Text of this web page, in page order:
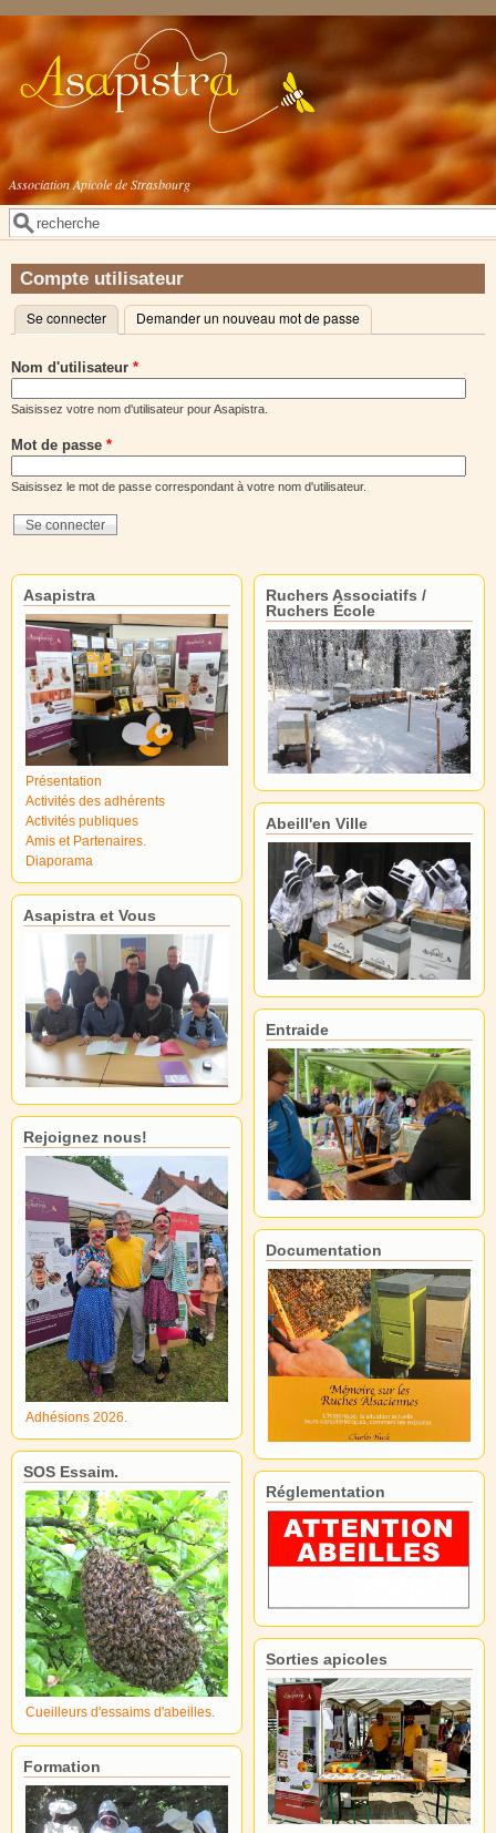
Aller au contenu principal
Association Apicole de Strasbourg
Formulaire de recherche
Rechercher
Compte utilisateur
Onglets principaux
Se connecter (onglet actif)
Demander un nouveau mot de passe
Nom d'utilisateur *
Saisissez votre nom d'utilisateur pour Asapistra.
Mot de passe *
Saisissez le mot de passe correspondant à votre nom d'utilisateur.
Asapistra
Présentation
Activités des adhérents
Activités publiques
Amis et Partenaires.
Diaporama
Asapistra et Vous
Rejoignez nous!
Adhésions 2026.
SOS Essaim.
Cueilleurs d'essaims d'abeilles.
Formation
Ruchers Associatifs /
Ruchers École
Abeill'en Ville
Entraide
Documentation
Réglementation
Sorties apicoles